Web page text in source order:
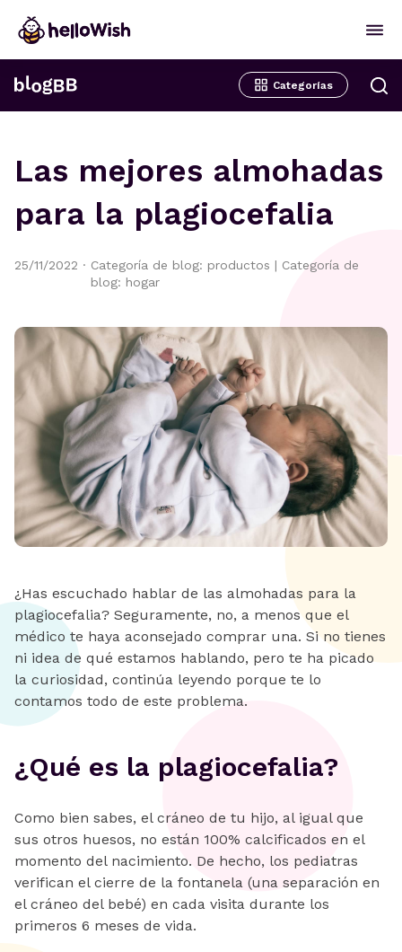
Categorías
Las mejores almohadas
para la plagiocefalia
25/11/2022 · Categoría de blog: productos | Categoría de
blog: hogar
¿Has escuchado hablar de las almohadas para la
plagiocefalia? Seguramente, no, a menos que el
médico te haya aconsejado comprar una. Si no tienes
ni idea de qué estamos hablando, pero te ha picado
la curiosidad, continúa leyendo porque te lo
contamos todo de este problema.
¿Qué es la plagiocefalia?
Como bien sabes, el cráneo de tu hijo, al igual que
sus otros huesos, no están 100% calcificados en el
momento del nacimiento. De hecho, los pediatras
verifican el cierre de la fontanela (una separación en
el cráneo del bebé) en cada visita durante los
primeros 6 meses de vida.